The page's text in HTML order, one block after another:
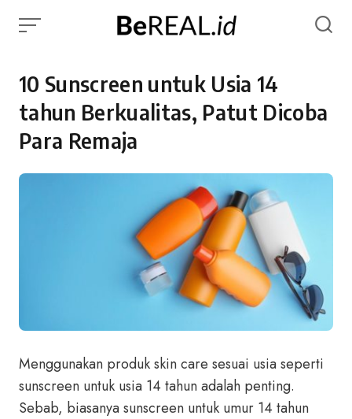
10 Sunscreen untuk Usia 14
tahun Berkualitas, Patut Dicoba
Para Remaja
Menggunakan produk skin care sesuai usia seperti
sunscreen untuk usia 14 tahun adalah penting.
Sebab, biasanya sunscreen untuk umur 14 tahun